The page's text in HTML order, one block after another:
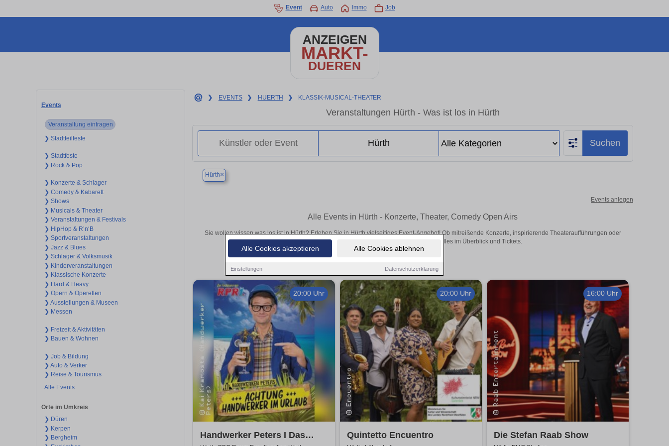
Alle Cookies akzeptieren Alle Cookies ablehnen
Einstellungen Datenschutzerklärung
Event Auto Immo Job
ANZEIGEN
MARKT-
DUEREN
Events
Veranstaltung eintragen
❯ Stadtteilfeste
❯ Stadtfeste
❯ Rock & Pop
❯ Konzerte & Schlager
❯ Comedy & Kabarett
❯ Shows
❯ Musicals & Theater
❯ Veranstaltungen & Festivals
❯ HipHop & R’n‘B
❯ Sportveranstaltungen
❯ Jazz & Blues
❯ Schlager & Volksmusik
❯ Kinderveranstaltungen
❯ Klassische Konzerte
❯ Hard & Heavy
❯ Opern & Operetten
❯ Ausstellungen & Museen
❯ Messen
❯ Freizeit & Aktivitäten
❯ Bauen & Wohnen
❯ Job & Bildung
❯ Auto & Verker
❯ Reise & Tourismus
Alle Events
Orte im Umkreis
❯ Düren
❯ Kerpen
❯ Bergheim
❯ EVENTS ❯ HUERTH ❯ KLASSIK-MUSICAL-THEATER
Veranstaltungen Hürth - Was ist los in Hürth
Suchen
Hürth×
Events anlegen
Alle Events in Hürth - Konzerte, Theater, Comedy Open Airs
Sie wollen wissen was los ist in Hürth? Erleben Sie in Hürth vielseitiges Event-Angebot! Ob mitreißende Konzerte, inspirierende Theateraufführungen oder
aufregende Veranstaltungen in Hürth – hier finden alles im Überblick und Tickets.
20:00 Uhr
Handwerker Peters I Das
20:00 Uhr
Quintetto Encuentro
16:00 Uhr
Die Stefan Raab Show